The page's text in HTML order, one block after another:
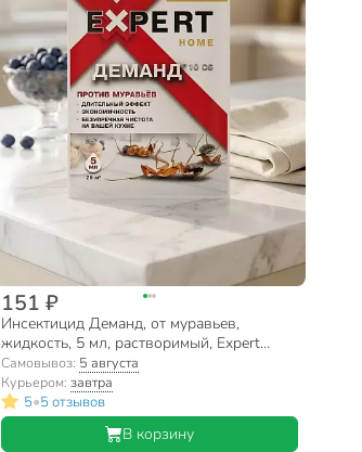
151 ₽
Инсектицид Деманд, от муравьев,
жидкость, 5 мл, растворимый, Expert
Garden
Самовывоз: 5 августа
Курьером:завтра
5•5 отзывов
В корзину